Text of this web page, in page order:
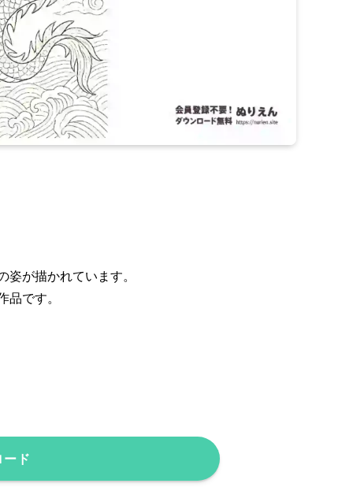
が描かれています。
です。
ド